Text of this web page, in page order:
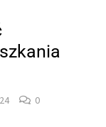
0